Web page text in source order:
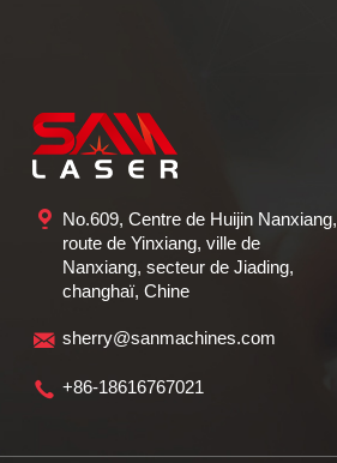
No.609, Centre de Huijin Nanxiang,
route de Yinxiang, ville de
Nanxiang, secteur de Jiading,
changhaï, Chine
sherry@sanmachines.com
+86-18616767021